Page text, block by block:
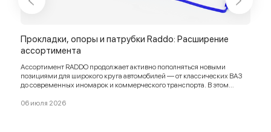
Прокладки, опоры и патрубки Raddo: Расширение
ассортимента
Ассортимент RADDO продолжает активно пополняться новыми
позициями для широкого круга автомобилей — от классических ВАЗ
до современных иномарок и коммерческого транспорта. В этом
брызговики, чехлы, шланги, тросы и многое другое.
06 июля 2026